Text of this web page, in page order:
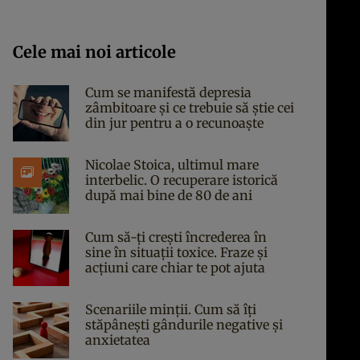
Cele mai noi articole
Cum se manifestă depresia
zâmbitoare și ce trebuie să știe cei
din jur pentru a o recunoaște
Nicolae Stoica, ultimul mare
interbelic. O recuperare istorică
după mai bine de 80 de ani
Cum să-ți crești încrederea în
sine în situații toxice. Fraze și
acțiuni care chiar te pot ajuta
Scenariile minții. Cum să îți
stăpânești gândurile negative și
anxietatea